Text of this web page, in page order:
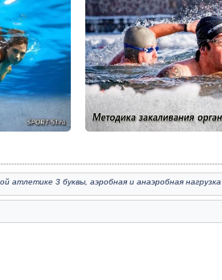
атлетике 3 буквы,аэробная и анаэробная нагрузка